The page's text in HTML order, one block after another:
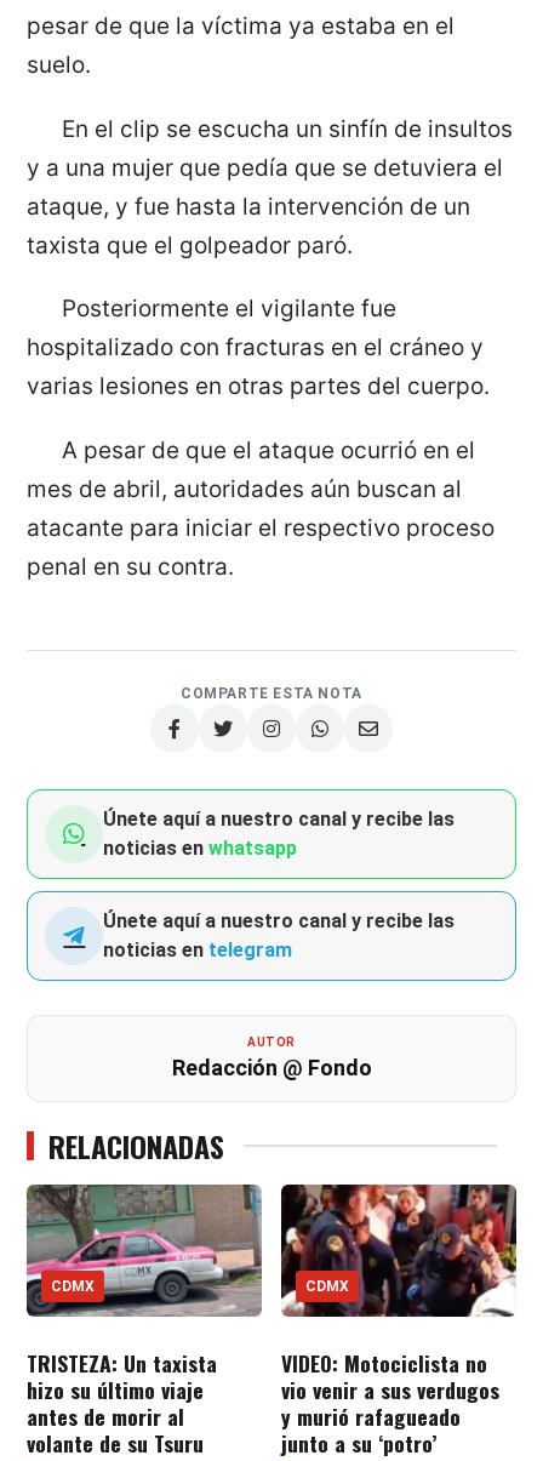
pesar de que la víctima ya estaba en el
suelo.
En el clip se escucha un sinfín de insultos
y a una mujer que pedía que se detuviera el
ataque, y fue hasta la intervención de un
taxista que el golpeador paró.
Posteriormente el vigilante fue
hospitalizado con fracturas en el cráneo y
varias lesiones en otras partes del cuerpo.
A pesar de que el ataque ocurrió en el
mes de abril, autoridades aún buscan al
atacante para iniciar el respectivo proceso
penal en su contra.
COMPARTE ESTA NOTA
Únete aquí a nuestro canal y recibe las
noticias enwhatsapp
Únete aquí a nuestro canal y recibe las
noticias en telegram
AUTOR
Redacción @ Fondo
RELACIONADAS
CDMX
TRISTEZA: Un taxista
hizo su último viaje
antes de morir al
volante de su Tsuru
CDMX
VIDEO: Motociclista no
vio venir a sus verdugos
y murió rafagueado
junto a su ‘potro’